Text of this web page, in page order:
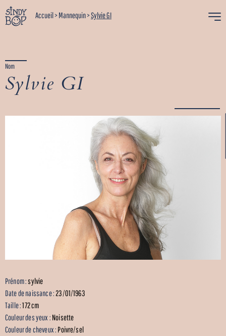
Accueil>Mannequin>Sylvie GI
Nom
Sylvie GI
Prénom :sylvie
Date de naissance :23/01/1963
Taille :172 cm
Couleur des yeux : Noisette
Couleur de cheveux : Poivre/sel